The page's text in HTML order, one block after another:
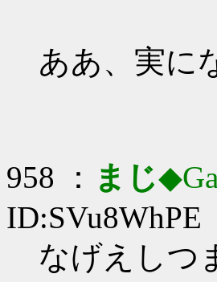
ああ、実に
958 ： まじ
ID:SVu8WhPE
なげえしつ